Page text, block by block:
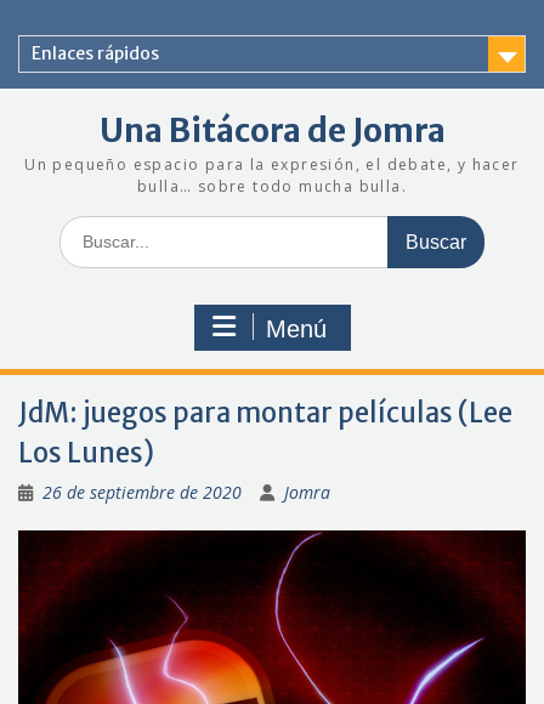
contenido
Enlaces rápidos
Una Bitácora de Jomra
Un pequeño espacio para la expresión, el debate, y hacer
bulla… sobre todo mucha bulla.
Buscar:
Menú
JdM: juegos para montar películas (Lee
Los Lunes)
26 de septiembre de 2020 Jomra